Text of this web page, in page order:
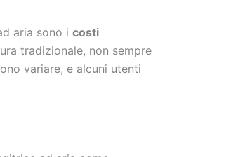
aria sono i costi
tradizionale, non sempre
variare, e alcuni utenti